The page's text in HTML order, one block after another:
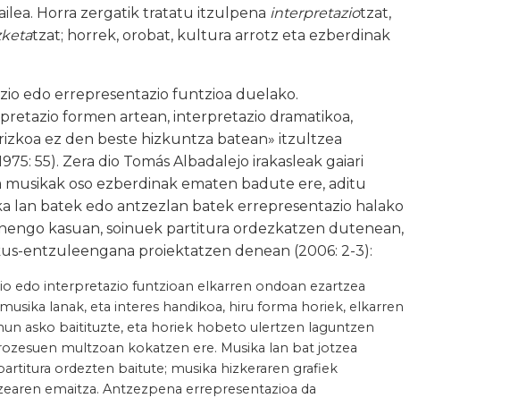
Horra zergatik tratatu itzulpena interpretaziotzat,
tzat; horrek, orobat, kultura arrotz eta ezberdinak
edo errepresentazio funtzioa duelako.
formen artean, interpretazio dramatikoa,
ez den beste hizkuntza batean» itzultzea
55). Zera dio Tomás Albadalejo irakasleak gaiari
oso ezberdinak ematen badute ere, aditu
lan batek edo antzezlan batek errepresentazio halako
kasuan, soinuek partitura ordezkatzen dutenean,
entzuleengana proiektatzen denean (2006: 2-3):
edo interpretazio funtzioan elkarren ondoan ezartzea
lanak, eta interes handikoa, hiru forma horiek, elkarren
asko baitituzte, eta horiek hobeto ulertzen laguntzen
multzoan kokatzen ere. Musika lan bat jotzea
ordezten baitute; musika hizkeraren grafiek
emaitza. Antzezpena errepresentazioa da